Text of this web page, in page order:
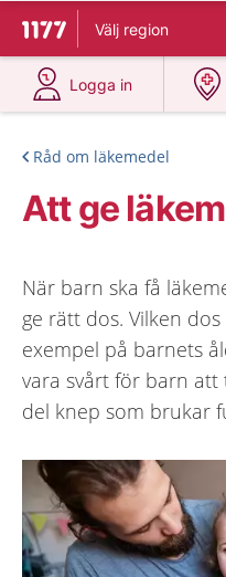
Till startsidan för 1177
Välj region
Logga in
på 1177.se
Råd om läkemedel
Att ge
När barn ska få
ge rätt dos. Vilken
exempel på barnets
vara svårt för barn att
del knep som brukar